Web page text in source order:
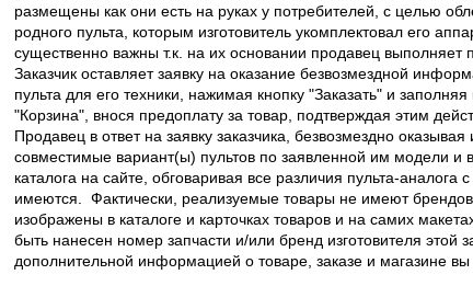
размещены как они есть на руках у потребителей, с целью
родного пульта, которым изготовитель укомплектовал его
существенно важны т.к. на их основании продавец выполняет
Заказчик оставляет заявку на оказание безвозмездной
пульта для его техники, нажимая кнопку "Заказать" и
"Корзина", внося предоплату за товар, подтверждая этим
Продавец в ответ на заявку заказчика, безвозмездно
совместимые вариант(ы) пультов по заявленной им модели
каталога на сайте, обговаривая все различия пульта-
имеются. Фактически, реализуемые товары не имеют
изображены в каталоге и карточках товаров и на самих
быть нанесен номер запчасти и/или бренд изготовителя этой
дополнительной информацией о товаре, заказе и магазине